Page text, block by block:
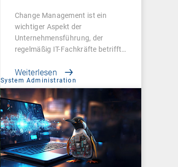
Management
Change Management ist ein
wichtiger Aspekt der
Unternehmensführung, der
regelmäßig IT-Fachkräfte betrifft.
Weiterlesen
System Administration